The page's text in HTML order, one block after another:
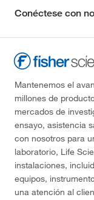
Conéctese con
Mantenemos el
millones de
mercados de
ensayo, asistencia
con nosotros para
laboratorio, Life
instalaciones,
equipos,
una atención al